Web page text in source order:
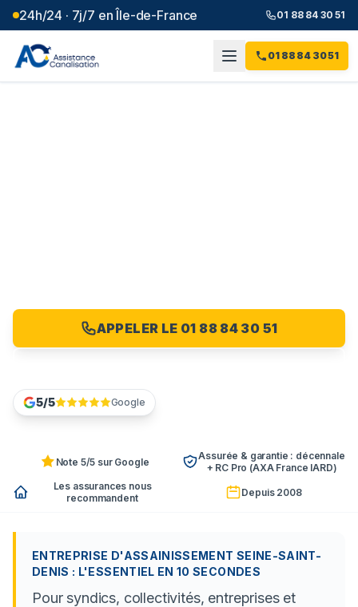
24h/24 · 7j/7 en Île-de-France 01 88 84 30 51
01 88 84 30 51
APPELER LE 01 88 84 30 51
5/5 Google
Note 5/5 sur Google
Assurée & garantie : décennale
+ RC Pro (AXA France IARD)
Les assurances nous
recommandent
Depuis 2008
ENTREPRISE D'ASSAINISSEMENT SEINE-SAINT-
DENIS : L'ESSENTIEL EN 10 SECONDES
Pour syndics, collectivités, entreprises et